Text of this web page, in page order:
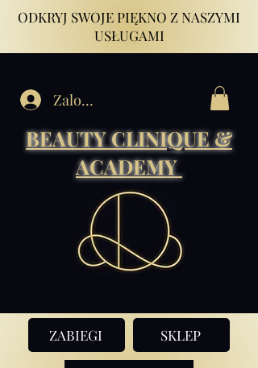
ODKRYJ SWOJE PIĘKNO Z NASZYMI
USŁUGAMI
Zaloguj się
BEAUTY CLINIQUE &
ACADEMY
ZABIEGI SKLEP